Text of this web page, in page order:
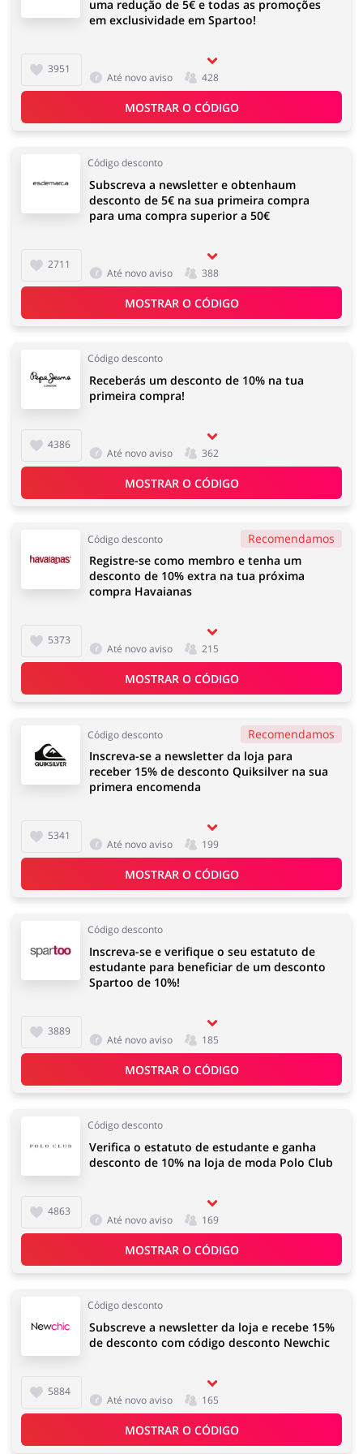
3951
uma redução de 5€ e todas as promoções
em exclusividade em Spartoo!
Até novo aviso 428
MOSTRAR O CÓDIGO
Código desconto
2711
Subscreva a newsletter e obtenhaum
desconto de 5€ na sua primeira compra
para uma compra superior a 50€
Até novo aviso 388
MOSTRAR O CÓDIGO
Código desconto
4386
Receberás um desconto de 10% na tua
primeira compra!
Até novo aviso 362
MOSTRAR O CÓDIGO
Código desconto Recomendamos
5373
Registre-se como membro e tenha um
desconto de 10% extra na tua próxima
compra Havaianas
Até novo aviso 215
MOSTRAR O CÓDIGO
Código desconto Recomendamos
5341
Inscreva-se a newsletter da loja para
receber 15% de desconto Quiksilver na sua
primera encomenda
Até novo aviso 199
MOSTRAR O CÓDIGO
Código desconto
3889
Inscreva-se e verifique o seu estatuto de
estudante para beneficiar de um desconto
Spartoo de 10%!
Até novo aviso 185
MOSTRAR O CÓDIGO
Código desconto
4863
Verifica o estatuto de estudante e ganha
desconto de 10% na loja de moda Polo Club
Até novo aviso 169
MOSTRAR O CÓDIGO
Código desconto
5884
Subscreve a newsletter da loja e recebe 15%
de desconto com código desconto Newchic
Até novo aviso 165
MOSTRAR O CÓDIGO